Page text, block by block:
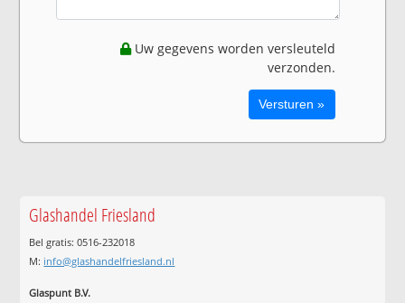
Uw gegevens worden versleuteld
verzonden.
Glashandel Friesland
Bel gratis: 0516-232018
M: info@glashandelfriesland.nl
Glaspunt B.V.